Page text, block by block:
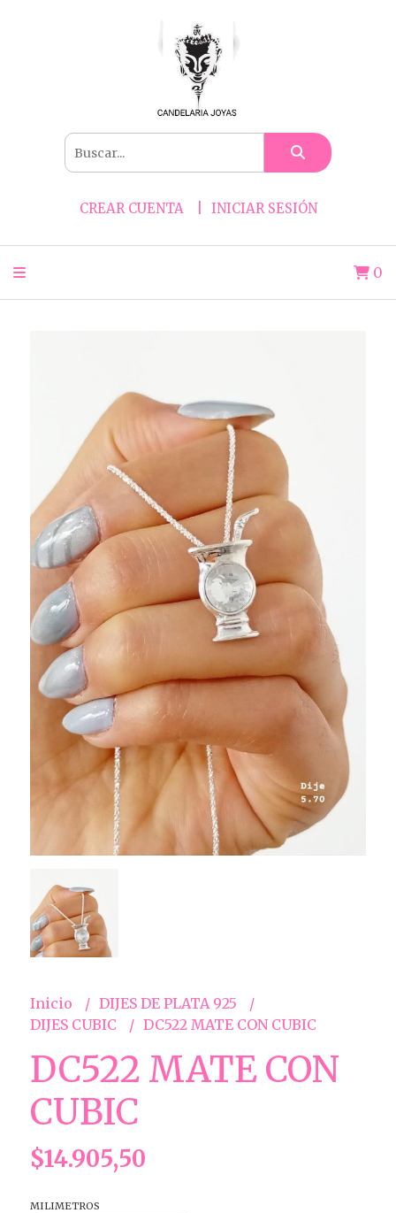
CREAR CUENTA INICIAR SESIÓN
0
Inicio
DIJES DE PLATA 925
DIJES CUBIC
DC522 MATE CON CUBIC
DC522 MATE CON
CUBIC
$14.905,50
MILIMETROS